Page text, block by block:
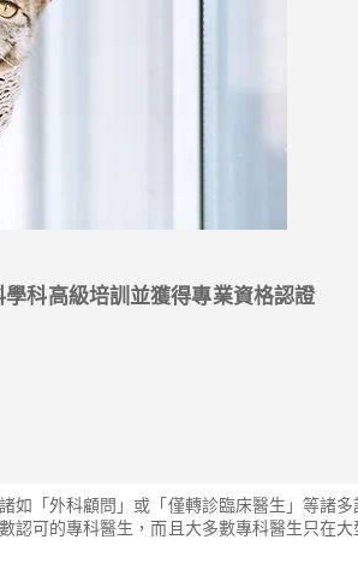
科高級培訓並獲得專業資格認證
如「外科顧問」或「僅轉診臨床醫生」等諸多
認可的專科醫生，而且大多數專科醫生只在